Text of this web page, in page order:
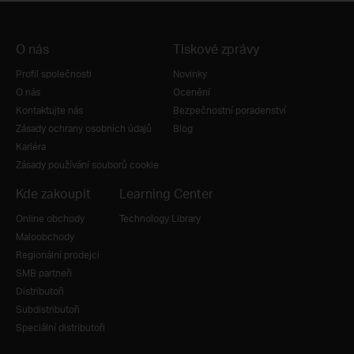
O nás
Profil společnosti
O nás
Kontaktujte nás
Zásady ochrany osobních údajů
Kariéra
Zásady používání souborů cookie
Tiskové zprávy
Novinky
Ocenění
Bezpečnostní poradenství
Blog
Kde zakoupit
Online obchody
Maloobchody
Regionální prodejci
SMB partneři
Distributoři
Subdistributoři
Speciální distributoři
Learning Center
Technology Library